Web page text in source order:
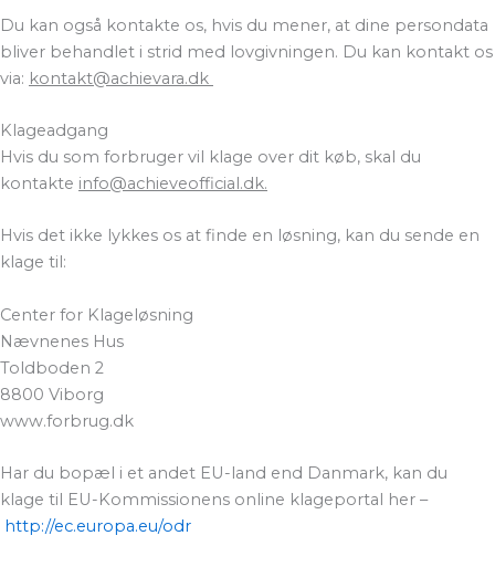
Du kan også kontakte os, hvis du mener, at dine persondata
bliver behandlet i strid med lovgivningen. Du kan kontakt os
via: kontakt@achievara.dk
Klageadgang
Hvis du som forbruger vil klage over dit køb, skal du
kontakte info@achieveofficial.dk.
Hvis det ikke lykkes os at finde en løsning, kan du sende en
klage til:
Center for Klageløsning
Nævnenes Hus
Toldboden 2
8800 Viborg
www.forbrug.dk
Har du bopæl i et andet EU-land end Danmark, kan du
klage til EU-Kommissionens online klageportal her –
http://ec.europa.eu/odr